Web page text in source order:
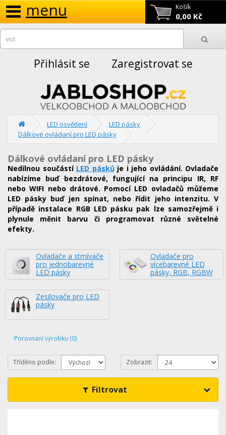
Košík
0,00 Kč
menu
Přihlásit se Zaregistrovat se
LED osvětlení
LED pásky
Dálkové ovládaní pro LED pásky
Dálkové ovládaní pro LED pásky
Nedílnou součástí LED páskůje i jeho ovládání. Ovladače
nabízíme buď bezdrátové, fungující na principu IR, RF
nebo WIFI nebo drátové. Pomocí LED ovladačů můžeme
LED pásky buď jen spínat, nebo řídit jeho intenzitu. V
případě instalace RGB LED pásku pak lze samozřejmě i
plynule měnit barvu či programovat různé světelné
efekty.
Ovladače a stmívače
pro jednobarevné
LED pásky
Ovladače pro
vícebarevné LED
pásky, RGB, RGBW
Zesilovače pro LED
pásky
Porovnání výrobku (0)
Tříděno podle: Zobrazit:
Filtrovat